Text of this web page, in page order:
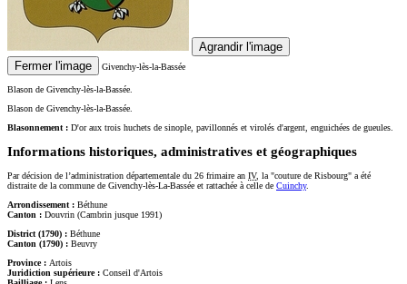
Agrandir l'image
Fermer l'image
Givenchy-lès-la-Bassée
Blason de Givenchy-lès-la-Bassée.
Blason de Givenchy-lès-la-Bassée.
Blasonnement : D'or aux trois huchets de sinople, pavillonnés et virolés d'argent, enguichées de gueules.
Informations historiques, administratives et géographiques
Par décision de l’administration départementale du 26 frimaire an IV, la "couture de Risbourg" a été
distraite de la commune de Givenchy-lès-La-Bassée et rattachée à celle de Cuinchy.
Arrondissement : Béthune
Canton : Douvrin (Cambrin jusque 1991)
District (1790) : Béthune
Canton (1790) : Beuvry
Province : Artois
Juridiction supérieure : Conseil d'Artois